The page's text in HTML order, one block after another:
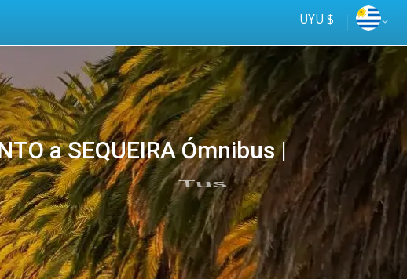
UYU $
a SEQUEIRA Ómnibus |
online
Tus